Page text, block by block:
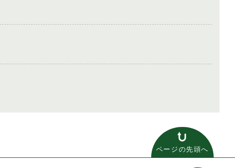
ページの先頭へ